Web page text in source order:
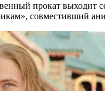
прокат
совместивший